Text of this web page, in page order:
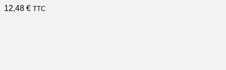
12,48 € TTC